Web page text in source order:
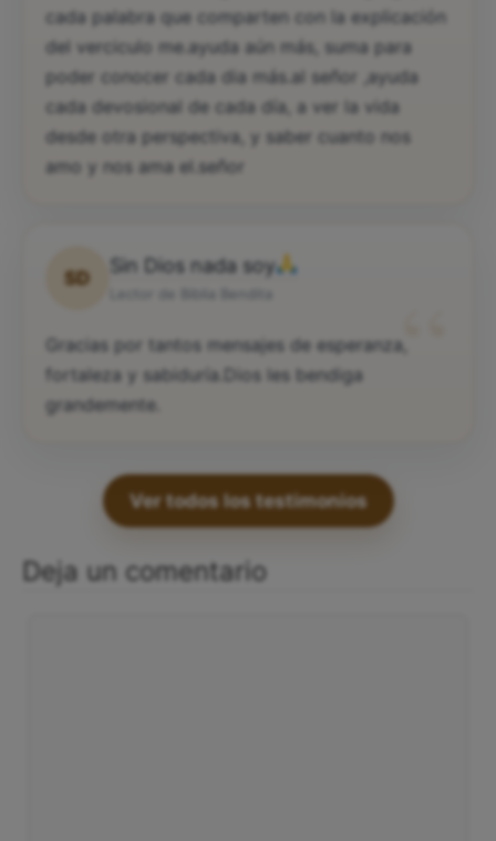
cada palabra que comparten con la explicación
del verciculo me.ayuda aún más, suma para
poder conocer cada dia más.al señor ,ayuda
cada devosional de cada día, a ver la vida
desde otra perspectiva, y saber cuanto nos
amo y nos ama el.señor
SD
Sin Dios nada soy
“
Gracias por tantos mensajes de esperanza,
fortaleza y sabiduría.Dios les bendiga
grandemente.
Ver todos los testimonios
Deja un comentario